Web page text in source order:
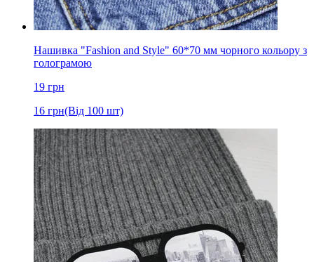
Нашивка "Fashion and Style" 60*70 мм чорного кольору з
голограмою
19 грн
16 грн(Від 100 шт)